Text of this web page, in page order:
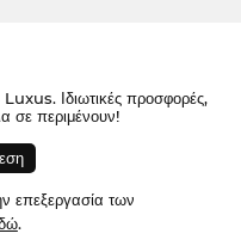
Ιδιωτικές προσφορές,
σε περιμένουν!
επεξεργασία των
.